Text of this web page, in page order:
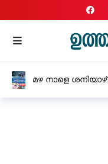
മഴ നാളെ